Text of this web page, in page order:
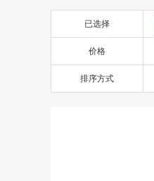
已选择
价格
排序方式